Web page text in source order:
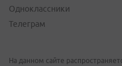
Одноклассники
Телеграм
На данном сайте